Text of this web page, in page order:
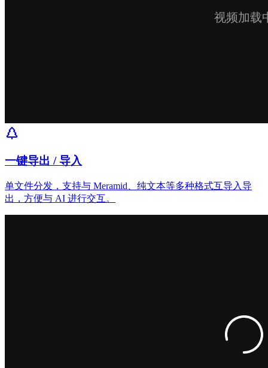
一键导出 / 导入
单文件分发，支持与 Meramid、纯文本等多种格式互导入导
出，方便与 AI 进行交互。